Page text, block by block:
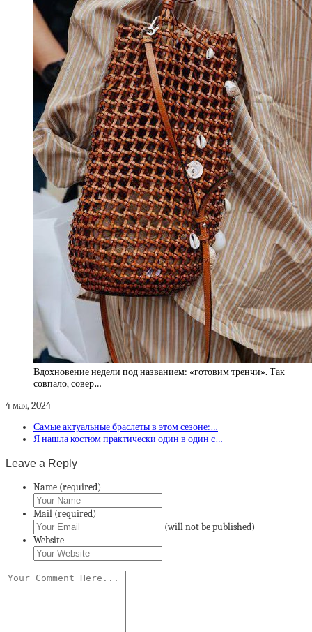
Вдохновение недели под названием: «готовим тренчи». Так
совпало, совер…
4 мая, 2024
Самые актуальные браслеты в этом сезоне:…
Я нашла костюм практически один в один с…
Leave a Reply
Name (required)
Mail (required)
(will not be published)
Website